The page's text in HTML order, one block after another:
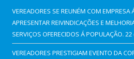
VEREADORES SE REUNÉM COM
APRESENTAR REIVINDICAÇÕES E
SERVIÇOS OFERECIDOS Á POPULAÇÃO. 22
VEREADORES PRESTIGIAM EVENTO DA